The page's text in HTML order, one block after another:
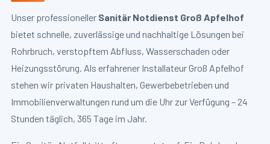
Unser professioneller Sanitär Notdienst Groß Apfelhof
bietet schnelle, zuverlässige und nachhaltige Lösungen bei
Rohrbruch, verstopftem Abfluss, Wasserschaden oder
Heizungsstörung. Als erfahrener Installateur Groß Apfelhof
stehen wir privaten Haushalten, Gewerbebetrieben und
Immobilienverwaltungen rund um die Uhr zur Verfügung – 24
Stunden täglich, 365 Tage im Jahr.